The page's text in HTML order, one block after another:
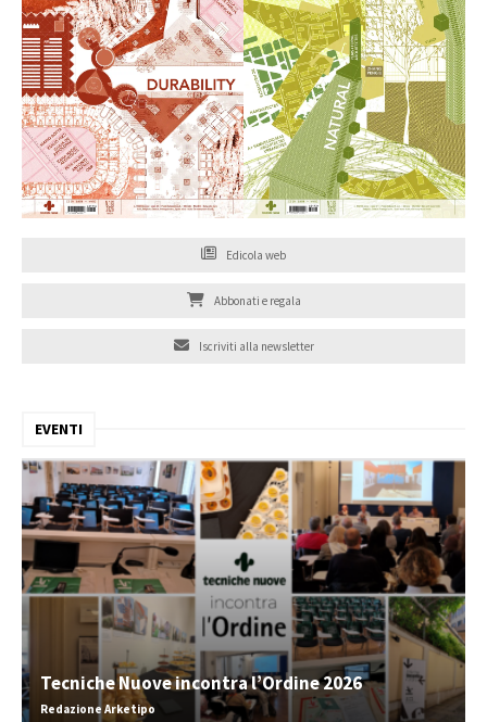
Edicola web
Abbonati e regala
Iscriviti alla newsletter
EVENTI
Tecniche Nuove incontra l’Ordine 2026
Redazione Arketipo